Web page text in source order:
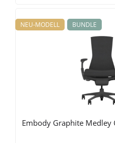
NEU-MODELL BUNDLE
Embody Graphite Medley